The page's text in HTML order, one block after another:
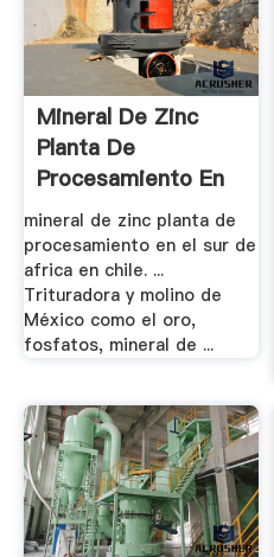
Mineral De Zinc
Planta De
Procesamiento En
El Sur .
mineral de zinc planta de
procesamiento en el sur de
africa en chile. ...
Trituradora y molino de
México como el oro,
fosfatos, mineral de ...